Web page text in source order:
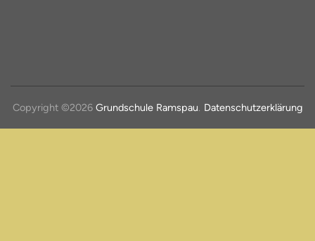
Copyright ©2026 Grundschule Ramspau. Datenschutzerklärung